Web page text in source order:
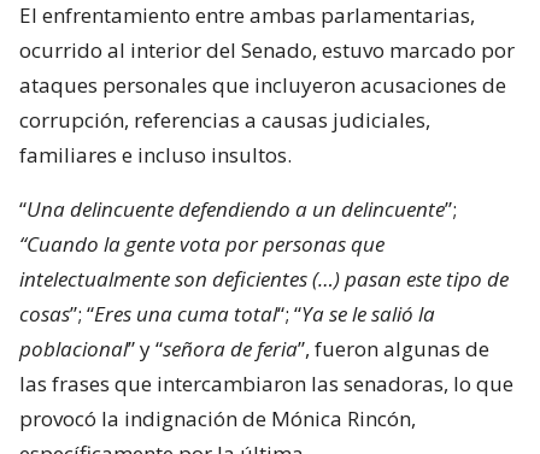
El enfrentamiento entre ambas parlamentarias,
ocurrido al interior del Senado, estuvo marcado por
ataques personales que incluyeron acusaciones de
corrupción, referencias a causas judiciales,
familiares e incluso insultos.
“Una delincuente defendiendo a un delincuente”;
“Cuando la gente vota por personas que
intelectualmente son deficientes (…) pasan este tipo de
cosas”; “Eres una cuma total“; “Ya se le salió la
poblacional” y “señora de feria”, fueron algunas de
las frases que intercambiaron las senadoras, lo que
provocó la indignación de Mónica Rincón,